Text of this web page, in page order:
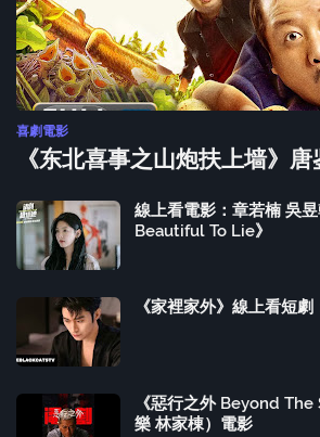
喜劇電影
《东北喜事之山炮扶上墙》
線上看電影：章若楠 吳
Beautiful To Lie》
《家裡家外》線上看短
《惡行之外 Beyond
樂 林家棟）電影